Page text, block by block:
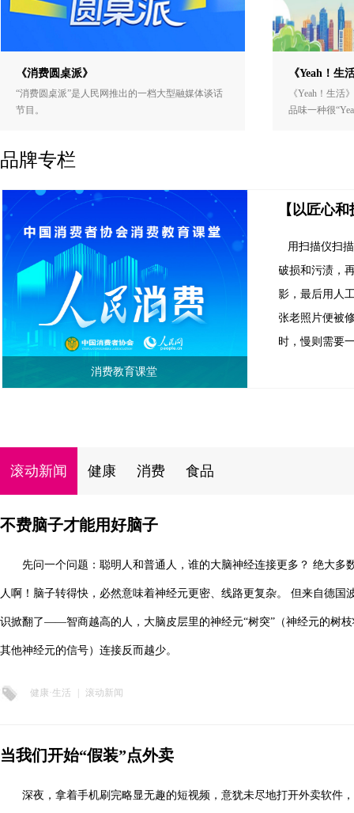
《消费圆桌派》
“消费圆桌派”是人民网推出的一档大型融媒体谈话
节目。
《Yeah！生
《Yeah！生活
品味一种很
品牌专栏
消费教育课堂
【以匠心
用扫描仪扫
破损和污渍，
影，最后用人
张老照片便被
时，慢则需要
滚动新闻 健康 消费 食品
不费脑子才能用好脑子
先问一个问题：聪明人和普通人，谁的大脑神经连接更多？ 绝大多
人啊！脑子转得快，必然意味着神经元更密、线路更复杂。 但来自德国
识掀翻了——智商越高的人，大脑皮层里的神经元“树突”（神经元的树
其他神经元的信号）连接反而越少。
健康·生活 滚动新闻
当我们开始“假装”点外卖
深夜，拿着手机刷完略显无趣的短视频，意犹未尽地打开外卖软件